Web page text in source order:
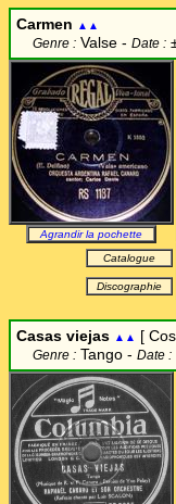
Carmen ▲▲
Genre : Valse - Date :
Agrandir la pochette
Catalogue
Discographie
Casas viejas ▲▲ [
Genre : Tango - Date :